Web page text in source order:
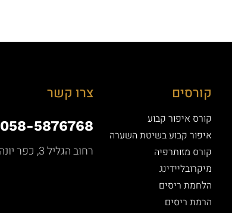
קורסים
קורס איפור קבוע
איפור קבוע בשיטת השערה
קורס מזותרפיה
מיקרובליידינג
הלחמת ריסים
הרמת ריסים
צרו קשר
058-5876768
רחוב הגליל 3, כפר יונה